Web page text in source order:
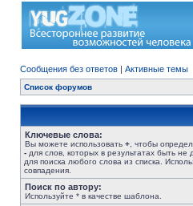
Сообщения без ответов | Активные темы
Список форумов
Ключевые слова:
Вы можете использовать + , чтобы
- для слов, которых в результатах быть
для поиска любого слова из списка.
совпадения.
Поиск по автору:
Используйте * в качестве шаблона.